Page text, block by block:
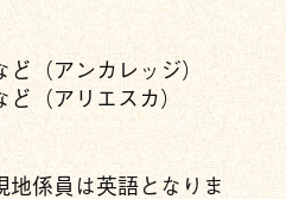
（アンカレッジ）
（アリエスカ）
係員は英語となりま